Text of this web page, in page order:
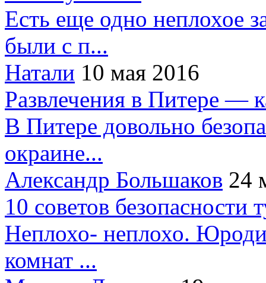
Есть еще одно неплохое
были с п...
Натали 10 мая 2016
Развлечения в Питере —
В Питере довольно
окраине...
Александр Большаков 24
10 советов безопасности
Неплохо- неплохо.
комнат ...